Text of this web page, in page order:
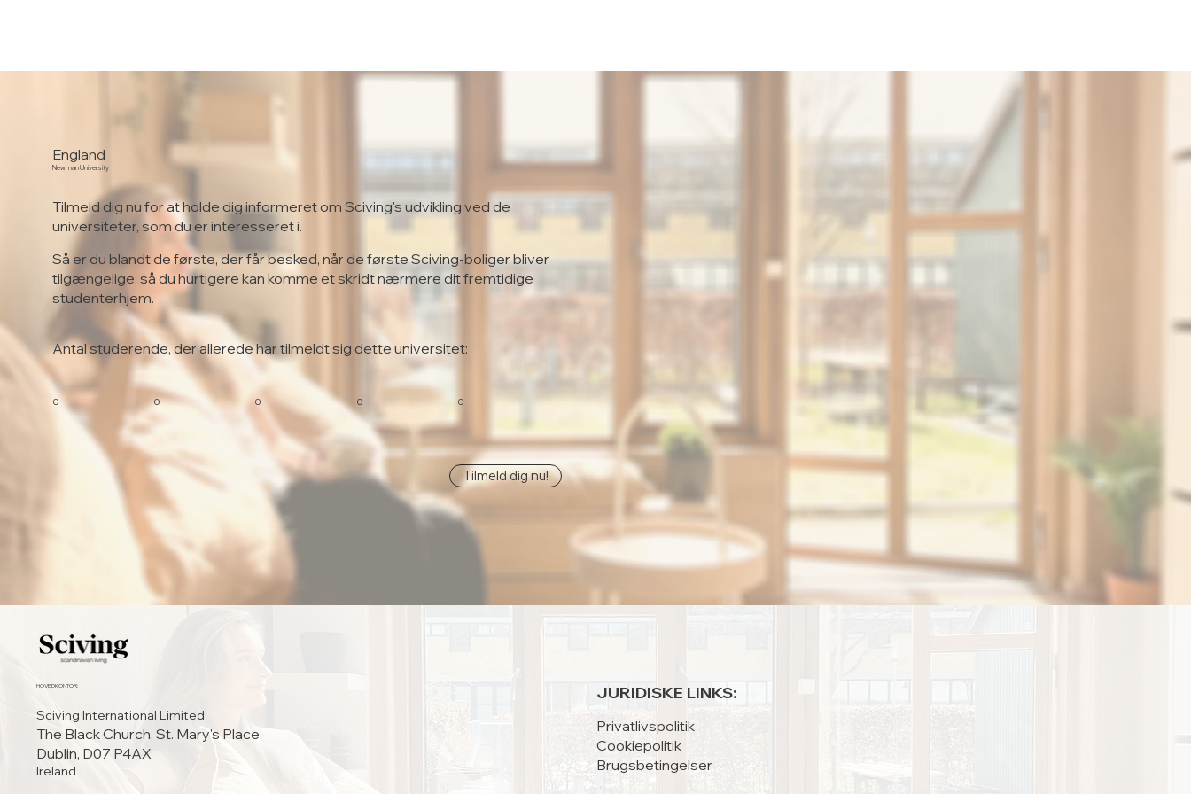
England
Newman University
Tilmeld dig nu for at holde dig informeret om Sciving's udvikling ved de
universiteter, som du er interesseret i.
Så er du blandt de første, der får besked, når de første Sciving-boliger bliver
tilgængelige, så du hurtigere kan komme et skridt nærmere dit fremtidige
studenterhjem.
Antal studerende, der allerede har tilmeldt sig dette universitet:
0
0
0
0
0
Tilmeld dig nu!
HOVEDKONTOR:
Sciving International Limited
The Black Church, St. Mary's Place
Dublin, D07 P4AX
Ireland
JURIDISKE LINKS:
Privatlivspolitik
Cookiepolitik
Brugsbetingelser